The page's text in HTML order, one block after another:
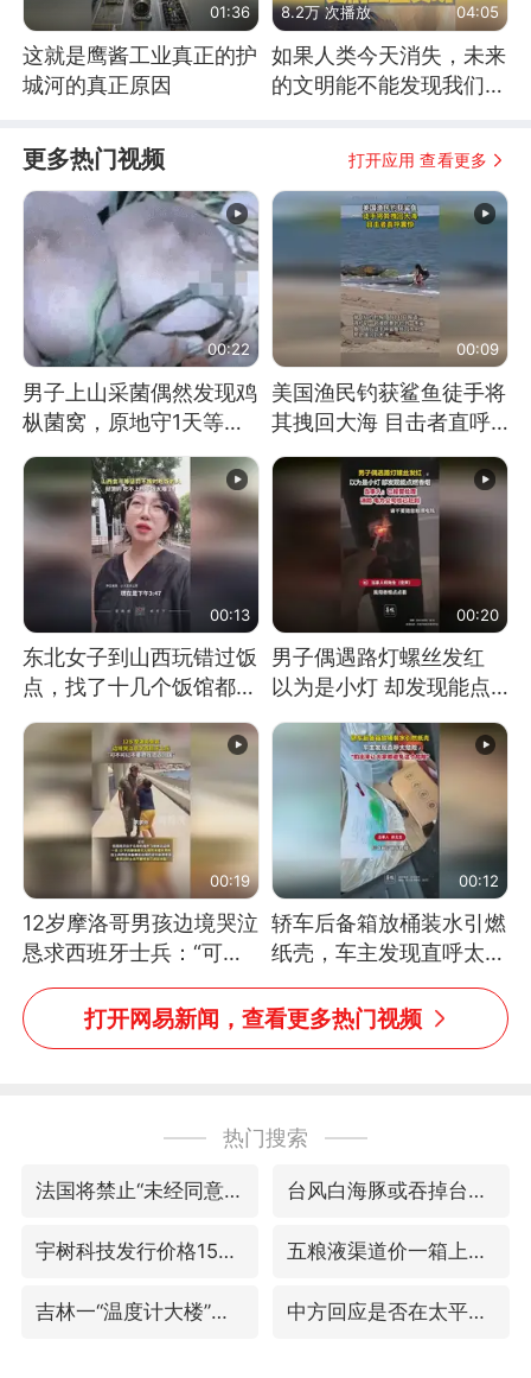
01:36
这就是鹰酱工业真正的护
城河的真正原因
8.2万 次播放 04:05
如果人类今天消失，未来
的文明能不能发现我们存
更多热门视频 打开应用 查看更多
00:22
男子上山采菌偶然发现鸡
枞菌窝，原地守1天等它
长大：挖了140多朵
00:09
美国渔民钓获鲨鱼徒手将
其拽回大海 目击者直呼
震惊 （视频来源：参考
消息）
00:13
东北女子到山西玩错过饭
点，找了十几个饭馆都没
开门：午休到几点
00:20
男子偶遇路灯螺丝发红
以为是小灯 却发现能点
燃香烟 当事人：已报警
00:19
12岁摩洛哥男孩边境哭泣
恳求西班牙士兵：“可不
可以不要把我遣返回国”
00:12
轿车后备箱放桶装水引燃
纸壳，车主发现直呼太危
险，“拍出来让大家都避
免这个危险”
打开网易新闻，查看更多热门视频
热门搜索
法国将禁止“未经同意的电话营销” 台风白海豚或吞掉台风鲸鱼
宇树科技发行价格150.80元/股 五粮液渠道价一箱上涨近百元
吉林一“温度计大楼”读数爆表 中方回应是否在太平洋海底开采稀土